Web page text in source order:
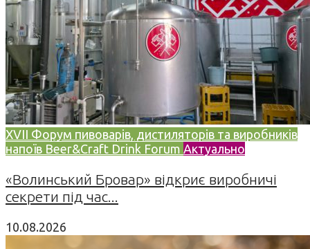
XVII Форум пивоварів, дистиляторів та виробників
напоїв Beer&Craft Drink Forum Актуально
«Волинський Бровар» відкриє виробничі
секрети під час...
10.08.2026